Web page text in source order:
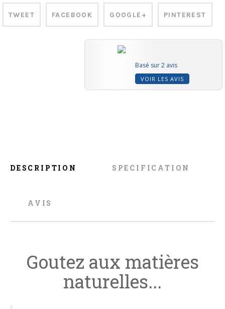
TWEET FACEBOOK GOOGLE+ PINTEREST
Basé sur 2 avis
VOIR LES AVIS
DESCRIPTION SPECIFICATION
AVIS
Goutez aux matières
naturelles...